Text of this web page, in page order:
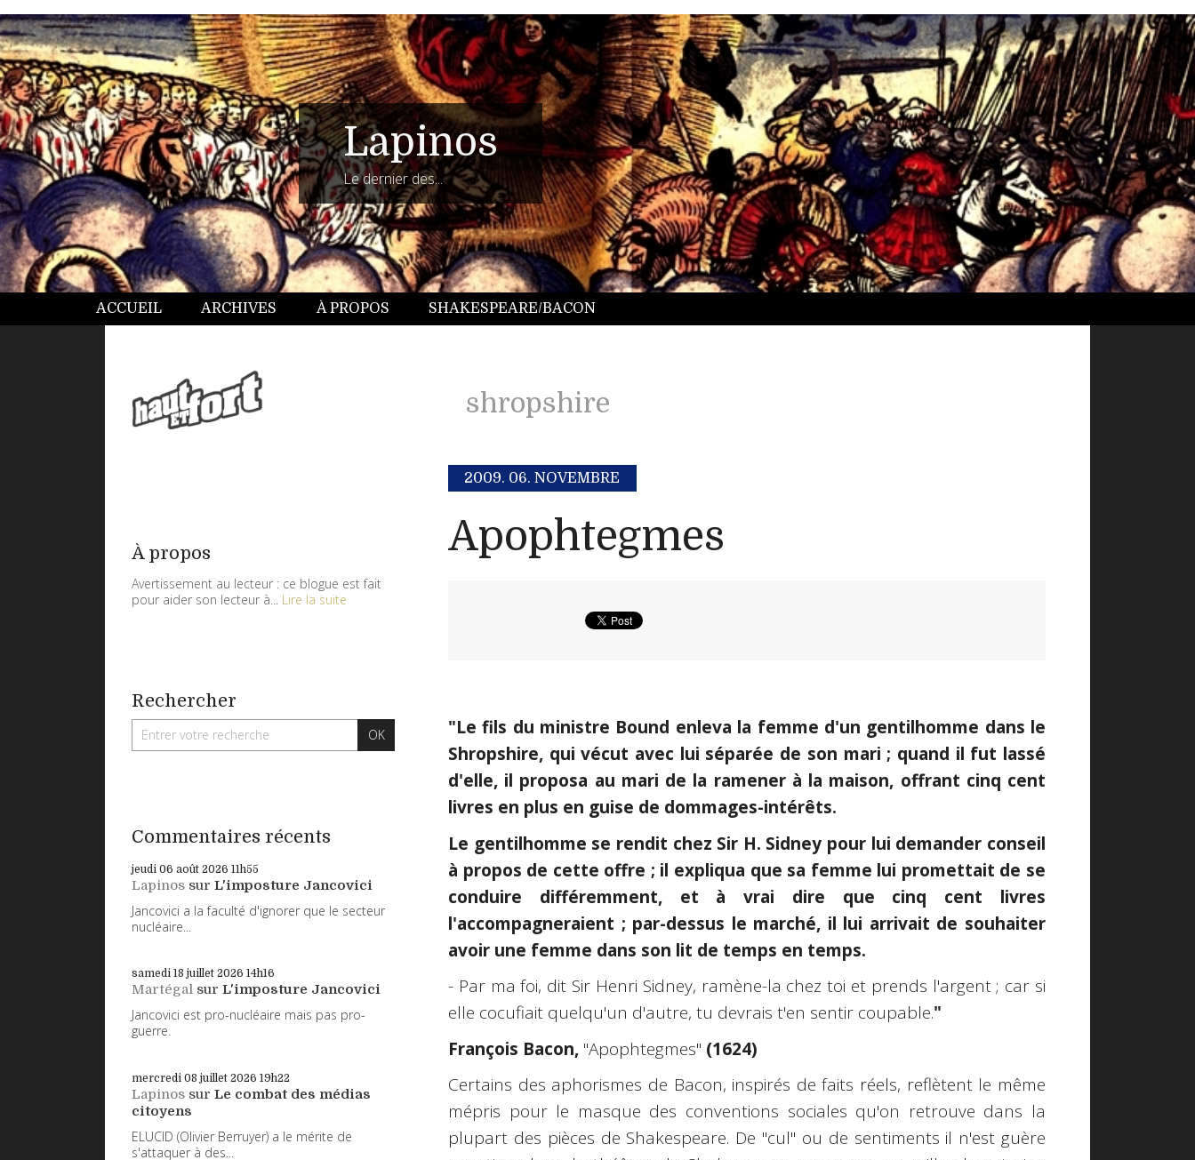
Lapinos
Le dernier des...
ACCUEIL ARCHIVES À PROPOS SHAKESPEARE/BACON
À propos
Avertissement au lecteur : ce blogue est fait
pour aider son lecteur à... Lire la suite
Rechercher
Commentaires récents
jeudi 06 août 2026 11h55
Lapinos sur L'imposture Jancovici
Jancovici a la faculté d'ignorer que le secteur
nucléaire...
samedi 18 juillet 2026 14h16
Martégal sur L'imposture Jancovici
Jancovici est pro-nucléaire mais pas pro-
guerre.
mercredi 08 juillet 2026 19h22
Lapinos sur Le combat des médias
citoyens
ELUCID (Olivier Berruyer) a le mérite de
s'attaquer à des...
shropshire
2009. 06. NOVEMBRE
Apophtegmes
"Le fils du ministre Bound enleva la femme d'un gentilhomme dans le
Shropshire, qui vécut avec lui séparée de son mari ; quand il fut lassé
d'elle, il proposa au mari de la ramener à la maison, offrant cinq cent
livres en plus en guise de dommages-intérêts.
Le gentilhomme se rendit chez Sir H. Sidney pour lui demander conseil
à propos de cette offre ; il expliqua que sa femme lui promettait de se
conduire différemment, et à vrai dire que cinq cent livres
l'accompagneraient ; par-dessus le marché, il lui arrivait de souhaiter
avoir une femme dans son lit de temps en temps.
- Par ma foi, dit Sir Henri Sidney, ramène-la chez toi et prends l'argent ; car si
elle cocufiait quelqu'un d'autre, tu devrais t'en sentir coupable."
François Bacon, "Apophtegmes" (1624)
Certains des aphorismes de Bacon, inspirés de faits réels, reflètent le même
mépris pour le masque des conventions sociales qu'on retrouve dans la
plupart des pièces de Shakespeare. De "cul" ou de sentiments il n'est guère